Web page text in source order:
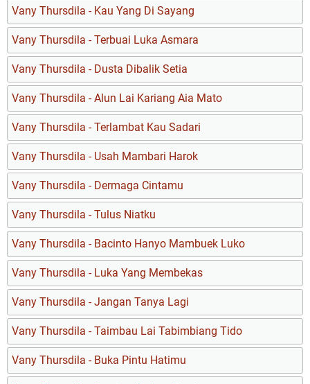
Vany Thursdila - Kau Yang Di Sayang
Vany Thursdila - Terbuai Luka Asmara
Vany Thursdila - Dusta Dibalik Setia
Vany Thursdila - Alun Lai Kariang Aia Mato
Vany Thursdila - Terlambat Kau Sadari
Vany Thursdila - Usah Mambari Harok
Vany Thursdila - Dermaga Cintamu
Vany Thursdila - Tulus Niatku
Vany Thursdila - Bacinto Hanyo Mambuek Luko
Vany Thursdila - Luka Yang Membekas
Vany Thursdila - Jangan Tanya Lagi
Vany Thursdila - Taimbau Lai Tabimbiang Tido
Vany Thursdila - Buka Pintu Hatimu